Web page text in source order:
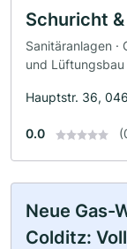
Schuricht
Sanitäranlagen ·
und Lüftungsbau
Hauptstr. 36,
0.0
Neue Gas-
Colditz: